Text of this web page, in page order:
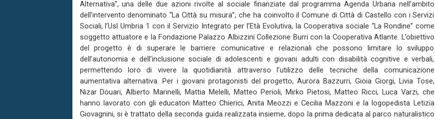
Alternativa”, una delle due azioni rivolte al sociale finanziate dal programma Agenda Urbana nell’ambito
dell’intervento denominato “La Città su misura”, che ha coinvolto il Comune di Città di Castello con i Servizi
Sociali, l’Usl Umbria 1 con il Servizio Integrato per l’Età Evolutiva, la Cooperativa sociale “La Rondine” come
soggetto attuatore e la Fondazione Palazzo Albizzini Collezione Burri con la Cooperativa Atlante. L’obiettivo
del progetto è di superare le barriere comunicative e relazionali che possono limitare lo sviluppo
dell’autonomia e dell’inclusione sociale di adolescenti e giovani adulti con disabilità cognitive e verbali,
permettendo loro di vivere la quotidianità attraverso l’utilizzo delle tecniche della comunicazione
aumentativa alternativa. Per i giovani protagonisti del progetto, Aurora Bazzurri, Gioia Giorgi, Livia Tose,
Nizar Douari, Alberto Marinelli, Mattia Melelli, Matteo Perioli, Mirko Pietosi, Matteo Ricci, Luca Varzi, che
hanno lavorato con gli educatori Matteo Chierici, Anita Meozzi e Cecilia Mazzoni e la logopedista Letizia
Giovagnini, si è trattato della seconda guida realizzata insieme, dopo la prima dedicata al parco naturalistico